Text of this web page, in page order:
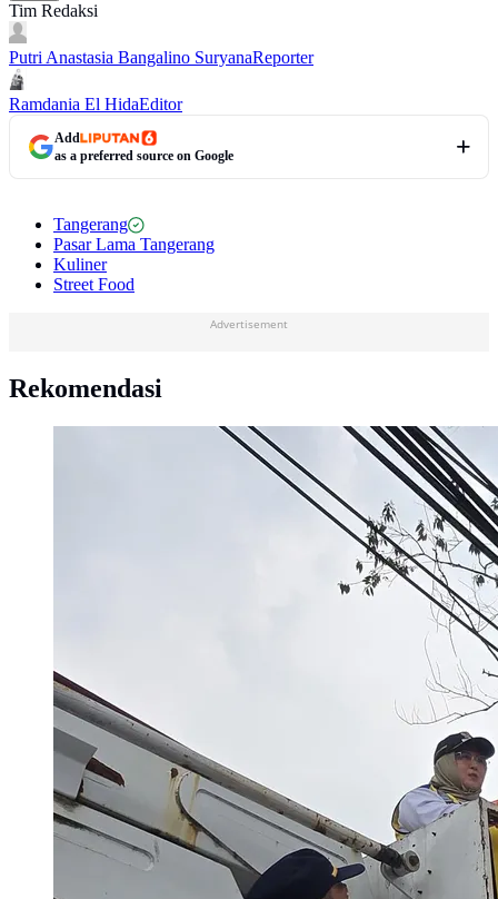
Tim Redaksi
Putri Anastasia Bangalino SuryanaReporter
Ramdania El HidaEditor
Add
as a preferred source on Google
Tangerang
Pasar Lama Tangerang
Kuliner
Street Food
Advertisement
Rekomendasi